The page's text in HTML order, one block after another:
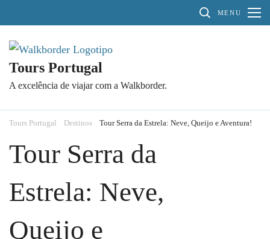
para
conteúdo
(Pressione
MENU
Tours Portugal
A excelência de viajar com a Walkborder.
Tours Portugal Destinos Tour Serra da Estrela: Neve, Queijo e Aventura!
Tour Serra da
Estrela: Neve,
Queijo e